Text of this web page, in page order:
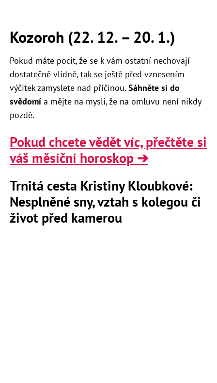
Kozoroh (22. 12. – 20. 1.)
Pokud máte pocit, že se k vám ostatní nechovají
dostatečně vlídně, tak se ještě před vznesením
výčitek zamyslete nad příčinou. Sáhněte si do
svědomí a mějte na mysli, že na omluvu není nikdy
pozdě.
Pokud chcete vědět víc, přečtěte si
váš měsíční horoskop ➔
Trnitá cesta Kristiny Kloubkové:
Nesplněné sny, vztah s kolegou či
život před kamerou